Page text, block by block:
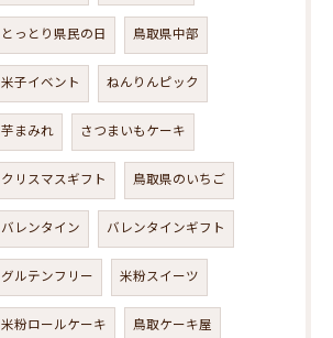
とっとり県民の日 鳥取県中部
米子イベント ねんりんピック
芋まみれ さつまいもケーキ
クリスマスギフト 鳥取県のいちご
バレンタイン バレンタインギフト
グルテンフリー 米粉スイーツ
米粉ロールケーキ 鳥取ケーキ屋